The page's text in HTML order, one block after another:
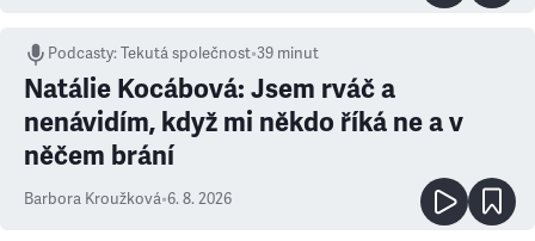
Podcasty:Tekutá společnost•39 minut
Natálie Kocábová: Jsem rváč a
nenávidím, když mi někdo říká ne a v
něčem brání
Barbora Kroužková•6. 8. 2026